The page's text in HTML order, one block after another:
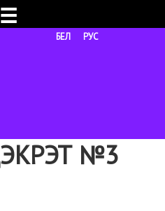
☰
БЕЛ РУС
№3